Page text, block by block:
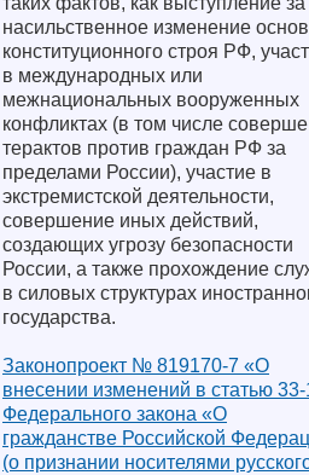
насильственное изменение основ
конституционного строя РФ,
в международных или
межнациональных вооруженных
конфликтах (в том числе
терактов против граждан РФ за
пределами России), участие в
экстремистской деятельности,
совершение иных действий,
создающих угрозу безопасности
России, а также прохождение
в силовых структурах
государства.
Законопроект № 819170-7 «О
внесении изменений в статью 33-
Федерального закона «О
гражданстве Российской
(о признании носителями